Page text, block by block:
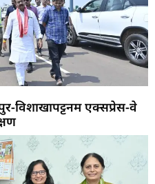
विशाखापट्टनम एक्सप्रेस-वे